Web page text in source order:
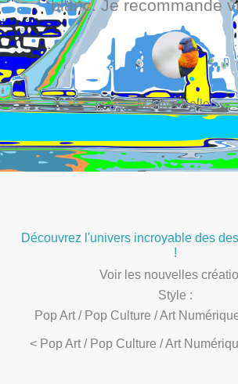
blanc. Je recommande
Marilyn Keller
Découvrez l'univers incroyable des
!
Voir les nouvelles
Style :
Pop Art / Pop Culture / Art
< Pop Art / Pop Culture / Art